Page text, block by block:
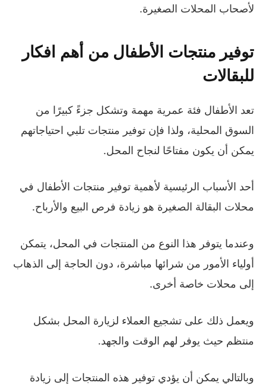
لأصحاب المحلات الصغيرة.
توفير منتجات الأطفال من أهم افكار
للبقالات
تعد الأطفال فئة عمرية مهمة وتشكل جزءً كبيرًا من
السوق المحلية، ولذا فإن توفير منتجات تلبي احتياجاتهم
يمكن أن يكون مفتاحًا لنجاح المحل.
أحد الأسباب الرئيسية لأهمية توفير منتجات الأطفال في
محلات البقالة الصغيرة هو زيادة فرص البيع والأرباح.
وعندما يتوفر هذا النوع من المنتجات في المحل، يتمكن
أولياء الأمور من شرائها مباشرة، دون الحاجة إلى الذهاب
إلى محلات خاصة أخرى.
ويعمل ذلك على تشجيع العملاء لزيارة المحل بشكل
منتظم حيث يوفر لهم الوقت والجهد.
وبالتالي يمكن أن يؤدي توفير هذه المنتجات إلى زيادة